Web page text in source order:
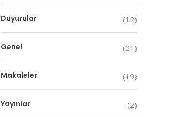
Duyurular (12)
Genel (21)
Makaleler (19)
Yayınlar (2)